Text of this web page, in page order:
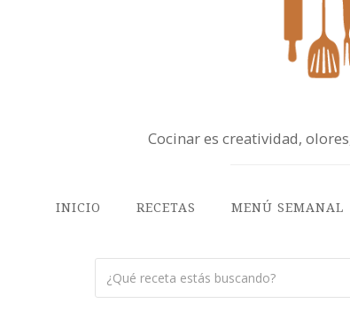
Cocinar es creatividad,
INICIO RECETAS MENÚ SEMANAL